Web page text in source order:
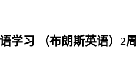
学习 （布朗斯英语）2周